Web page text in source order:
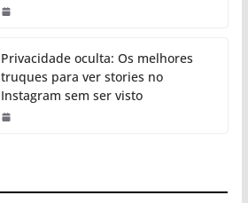
Privacidade oculta: Os melhores
truques para ver stories no
Instagram sem ser visto